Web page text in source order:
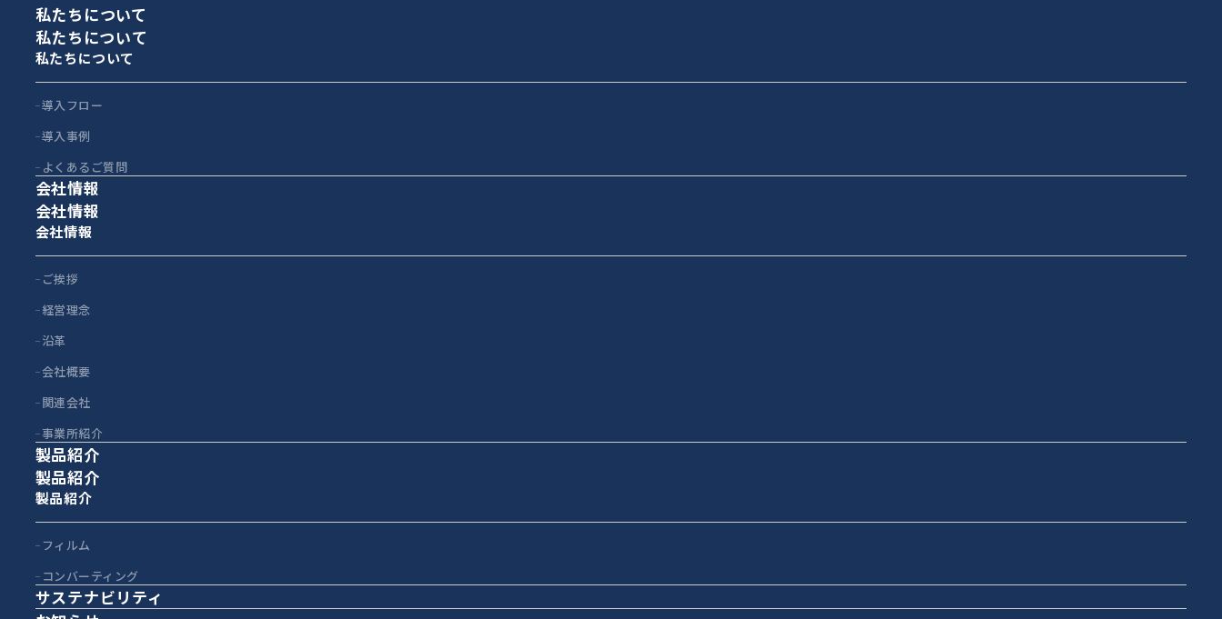
私たちについて
私たちについて
私たちについて
導入フロー
導入事例
よくあるご質問
会社情報
会社情報
会社情報
ご挨拶
経営理念
沿革
会社概要
関連会社
事業所紹介
製品紹介
製品紹介
製品紹介
フィルム
コンバーティング
サステナビリティ